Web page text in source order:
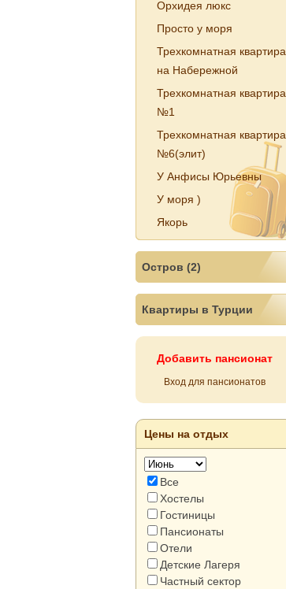
Орхидея люкс
Просто у моря
Трехкомнатная квартира
на Набережной
Трехкомнатная квартира
№1
Трехкомнатная квартира
№6(элит)
У Анфисы Юрьевны
У моря )
Якорь
Остров (2)
Квартиры в Турции
Добавить пансионат
Вход для пансионатов
Цены на отдых
Все
Хостелы
Гостиницы
Пансионаты
Отели
Детские Лагеря
Частный сектор